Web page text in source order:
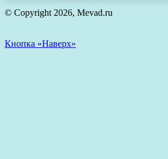
© Copyright 2026, Mevad.ru
Кнопка «Наверх»